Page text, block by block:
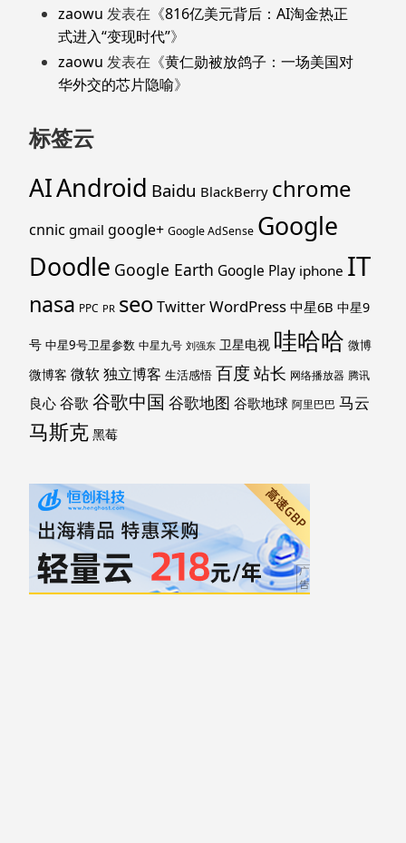
zaowu 发表在《816亿美元背后：AI淘金热正
式进入“变现时代”》
zaowu 发表在《黄仁勋被放鸽子：一场美国对
华外交的芯片隐喻》
标签云
AIAndroid Baidu BlackBerry chrome
cnnic gmail google+ Google AdSense Google
Doodle Google Earth Google Play iphone IT
nasa PPC PR seoTwitterWordPress 中星6B 中星9
号 中星9号卫星参数 中星九号 刘强东 卫星电视 哇哈哈 微博
微博客 微软独立博客 生活感悟 百度 站长 网络播放器 腾讯
良心 谷歌 谷歌中国 谷歌地图 谷歌地球 阿里巴巴 马云
马斯克 黑莓